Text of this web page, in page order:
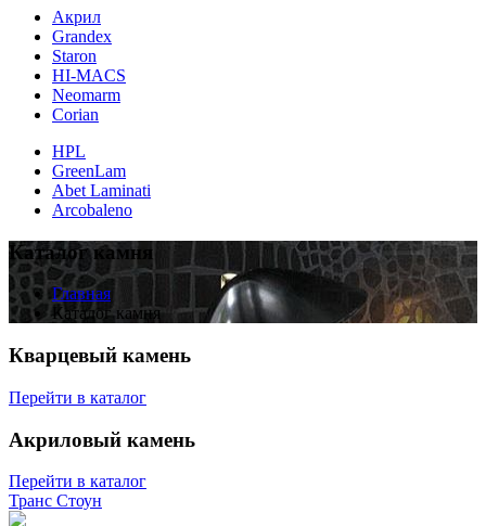
Акрил
Grandex
Staron
HI-MACS
Neomarm
Corian
HPL
GreenLam
Abet Laminati
Arcobaleno
Каталог камня
Главная
Каталог камня
Кварцевый камень
Перейти в каталог
Акриловый камень
Перейти в каталог
Транс Стоун